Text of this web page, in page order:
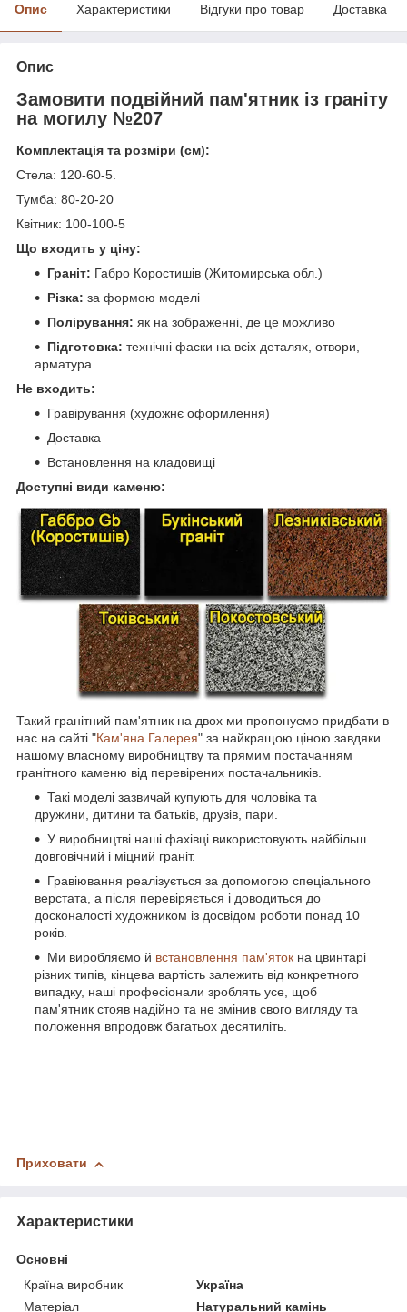
Опис Характеристики Відгуки про товар Доставка
Опис
Замовити подвійний пам'ятник із граніту
на могилу №207
Комплектація та розміри (см):
Стела: 120-60-5.
Тумба: 80-20-20
Квітник: 100-100-5
Що входить у ціну:
Граніт: Габро Коростишів (Житомирська обл.)
Різка: за формою моделі
Полірування: як на зображенні, де це можливо
Підготовка: технічні фаски на всіх деталях, отвори,
арматура
Не входить:
Гравірування (художнє оформлення)
Доставка
Встановлення на кладовищі
Доступні види каменю:
Такий гранітний пам'ятник на двох ми пропонуємо придбати в
нас на сайті "Кам'яна Галерея" за найкращою ціною завдяки
нашому власному виробництву та прямим постачанням
гранітного каменю від перевірених постачальників.
Такі моделі зазвичай купують для чоловіка та
дружини, дитини та батьків, друзів, пари.
У виробництві наші фахівці використовують найбільш
довговічний і міцний граніт.
Гравіювання реалізується за допомогою спеціального
верстата, а після перевіряється і доводиться до
досконалості художником із досвідом роботи понад 10
років.
Ми виробляємо й встановлення пам'яток на цвинтарі
різних типів, кінцева вартість залежить від конкретного
випадку, наші професіонали зроблять усе, щоб
пам'ятник стояв надійно та не змінив свого вигляду та
положення впродовж багатьох десятиліть.
Приховати
Характеристики
Основні
Країна виробник
Україна
Матеріал
Натуральний камінь